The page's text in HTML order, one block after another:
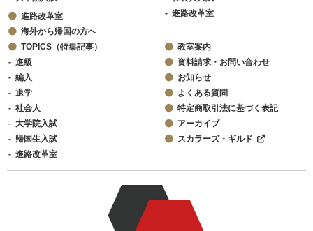
進路改革室
海外から帰国の方へ
進路改革室
TOPICS（特集記事）
進級
編入
退学
社会人
大学院入試
帰国生入試
進路改革室
教室案内
資料請求・お問い合わせ
お知らせ
よくある質問
特定商取引法に基づく表記
アーカイブ
スカラーズ・ギルド